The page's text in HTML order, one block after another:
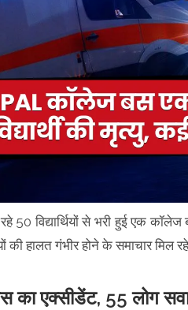
विद्यार्थियों से भरी हुई एक
की हालत गंभीर होने के समाचार मिल
का एक्सीडेंट, 55 लोग